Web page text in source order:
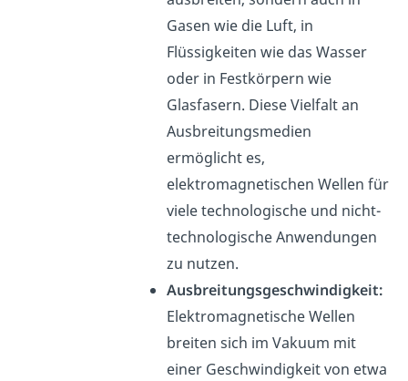
Gasen wie die Luft, in
Flüssigkeiten wie das Wasser
oder in Festkörpern wie
Glasfasern. Diese Vielfalt an
Ausbreitungsmedien
ermöglicht es,
elektromagnetischen Wellen für
viele technologische und nicht-
technologische Anwendungen
zu nutzen.
Ausbreitungsgeschwindigkeit:
Elektromagnetische Wellen
breiten sich im Vakuum mit
einer Geschwindigkeit von etwa